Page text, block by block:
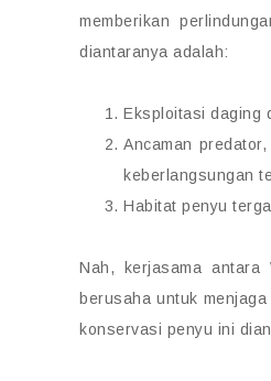
memberikan
diantaranya adalah:
Eksploitasi daging
Ancaman
keberlangsungan
Habitat penyu
Nah, kerjasama
berusaha untuk
konservasi penyu ini